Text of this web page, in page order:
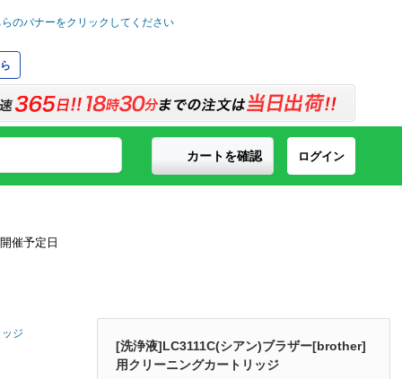
ログイン
カートを確認
ジ
[洗浄液]LC3111C(シアン)ブラザー[brother]
用クリーニングカートリッジ